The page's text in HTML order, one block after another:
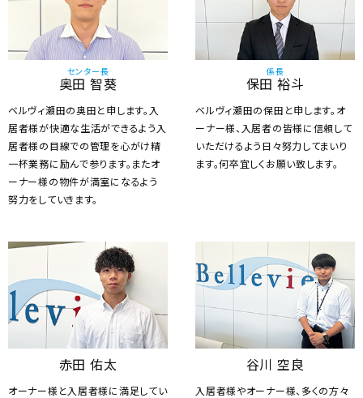
センター長
奥田 智葵
ベルヴィ瀬田の奥田と申します。入
居者様が快適な生活ができるよう入
居者様の目線での管理を心がけ精
一杯業務に励んで参ります。またオ
ーナー様の物件が満室になるよう
努力をしていきます。
係長
保田 裕斗
ベルヴィ瀬田の保田と申します。オ
ーナー様、入居者の皆様に信頼して
いただけるよう日々努力してまいり
ます。何卒宜しくお願い致します。
赤田 佑太
オーナー様と入居者様に満足してい
谷川 空良
入居者様やオーナー様、多くの方々